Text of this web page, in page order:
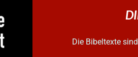
Die Bibeltexte